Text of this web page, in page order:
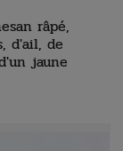
râpé,
d'ail, de
jaune